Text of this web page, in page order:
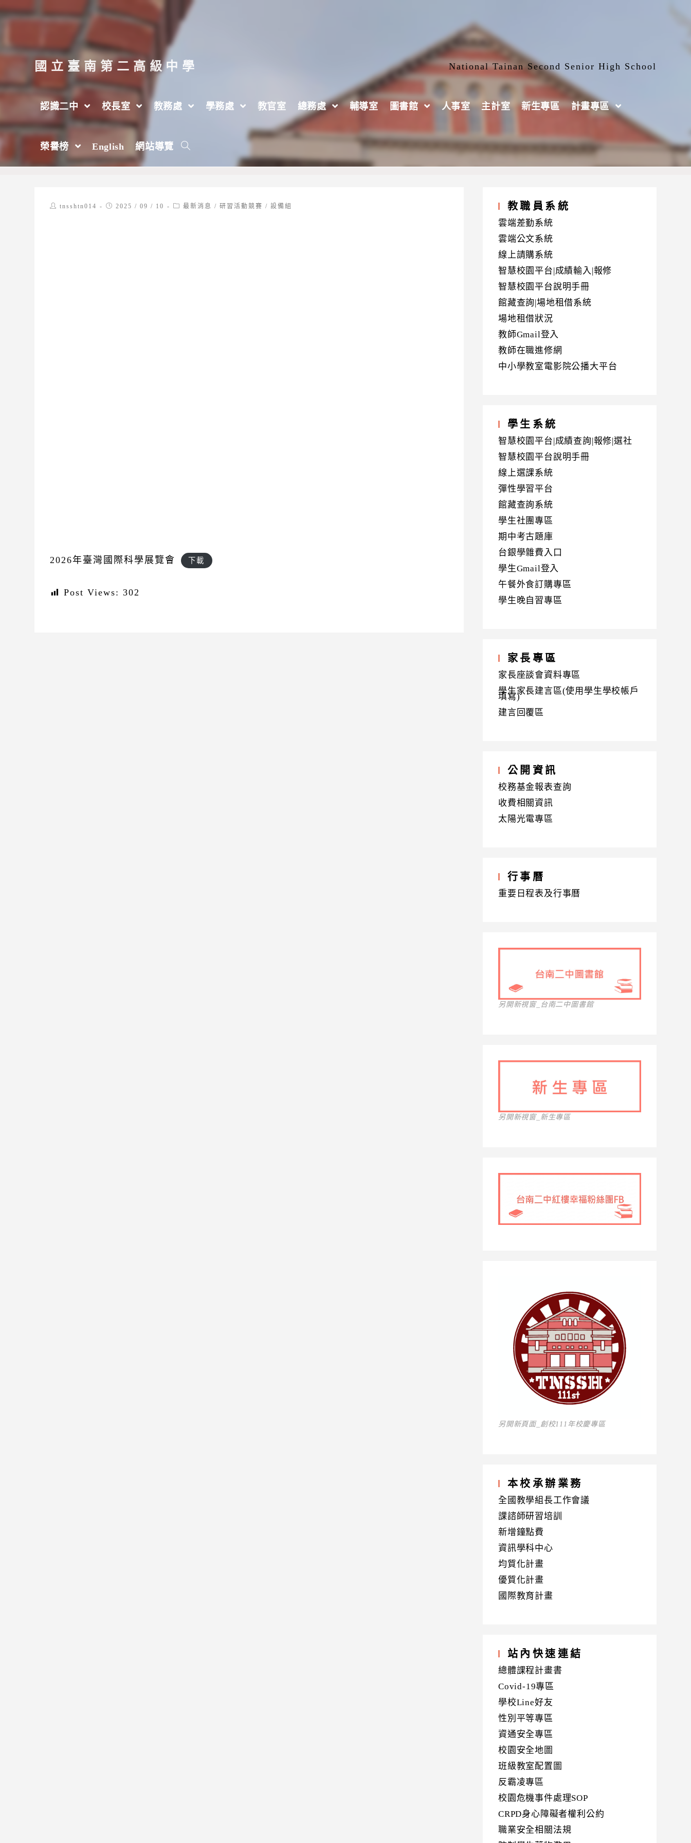
跳
至
要
內
容
國立臺南第二高級中學 National Tainan Second Senior High School
認識二中 校長室 教務處 學務處 教官室 總務處 輔導室 圖書館 人事室 主計室 新生專區 計畫專區
榮譽榜 English 網站導覽
【設備組】2026年臺灣國際科學展覽會
2025 年 > 9 月 > 10 日
Posttnsshtn014
Post2025 / 09 / 10
Post最新消息 / 研習活動競賽 / 設備組
2026年臺灣國際科學展覽會 下載
Post Views: 302
教職員系統
雲端差勤系統
雲端公文系統
線上請購系統
智慧校園平台|成績輸入|報修
智慧校園平台說明手冊
館藏查詢|場地租借系統
場地租借狀況
教師Gmail登入
教師在職進修網
中小學教室電影院公播大平台
學生系統
智慧校園平台|成績查詢|報修|選社
智慧校園平台說明手冊
線上選課系統
彈性學習平台
館藏查詢系統
學生社團專區
期中考古題庫
台銀學雜費入口
學生Gmail登入
午餐外食訂購專區
學生晚自習專區
家長專區
家長座談會資料專區
學生家長建言區(使用學生學校帳戶
填寫)
建言回覆區
公開資訊
校務基金報表查詢
收費相關資訊
太陽光電專區
行事曆
重要日程表及行事曆
另開新視窗_台南二中圖書館
另開新視窗_新生專區
另開新頁面_創校111年校慶專區
本校承辦業務
全國教學組長工作會議
課諮師研習培訓
新增鐘點費
資訊學科中心
均質化計畫
優質化計畫
國際教育計畫
站內快速連結
總體課程計畫書
Covid-19專區
學校Line好友
性別平等專區
資通安全專區
校園安全地圖
班級教室配置圖
反霸凌專區
校園危機事件處理SOP
CRPD身心障礙者權利公約
職業安全相關法規